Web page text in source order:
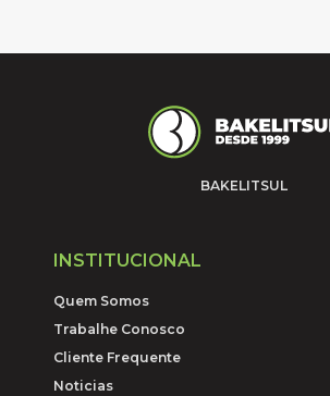
BAKELITSUL
INSTITUCIONAL
Quem Somos
Trabalhe Conosco
Cliente Frequente
Noticias